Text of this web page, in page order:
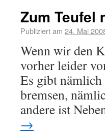
Zum Teufel
Publiziert am 24. Mai
Wenn wir den
vorher leider
Es gibt
bremsen,
andere ist
→